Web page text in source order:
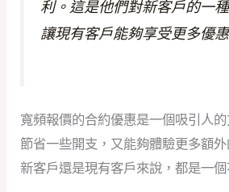
利。這是他們對新客戶的一
讓現有客戶能夠享受更多優
寬頻報價的合約優惠是一個吸引人
節省一些開支，又能夠體驗更多額
新客戶還是現有客戶來說，都是一